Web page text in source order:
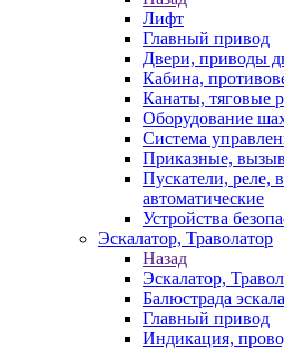
Лифт
Главный привод
Двери, приводы
Кабина,
Канаты, тяговые
Оборудование
Система
Приказные,
Пускатели, реле,
автоматические
Устройства
Эскалатор, Траволатор
Назад
Эскалатор,
Балюстрада
Главный привод
Индикация,